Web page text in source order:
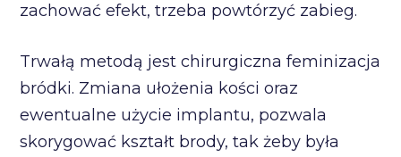
zachować efekt, trzeba powtórzyć zabieg.
Trwałą metodą jest chirurgiczna feminizacja
bródki. Zmiana ułożenia kości oraz
ewentualne użycie implantu, pozwala
skorygować kształt brody, tak żeby była